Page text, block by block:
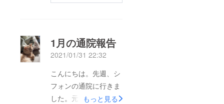
院も、これからは経過
観察として二ヶ月に一
度通う形になります。
シフォンは家で元気に
走り回り、キャットタ
1月の通院報告
2021/01/31 22:32
こんにちは。先週、シ
フォンの通院に行きま
した。元気に走る姿や
もっと見る